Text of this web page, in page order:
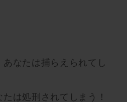
なたは捕らえられてし
は処刑されてしまう！